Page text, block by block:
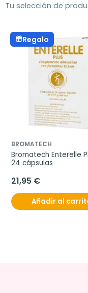
Tu selección de
Regalo
BROMATECH
Bromatech Enterelle
24 cápsulas
21,95 €
Añadir al